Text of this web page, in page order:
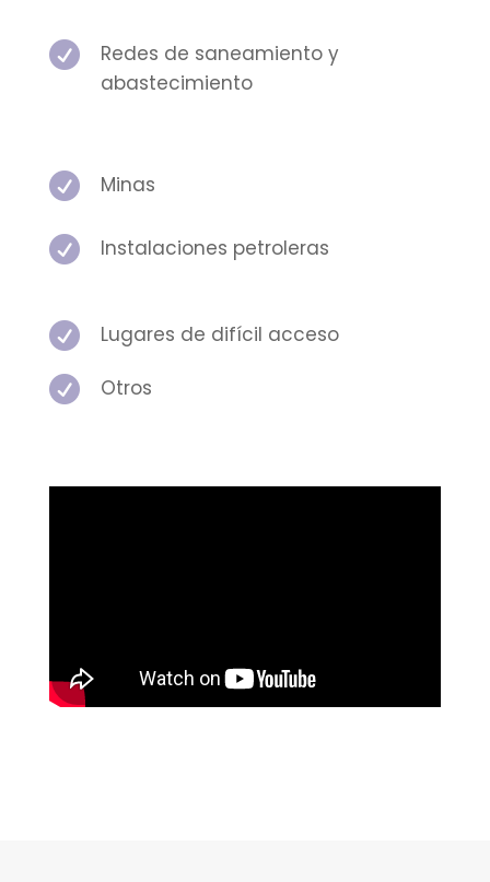

Redes de saneamiento y
abastecimiento
 Minas
 Instalaciones petroleras
 Lugares de difícil acceso
 Otros